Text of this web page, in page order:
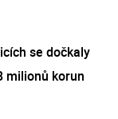
se dočkaly
milionů korun